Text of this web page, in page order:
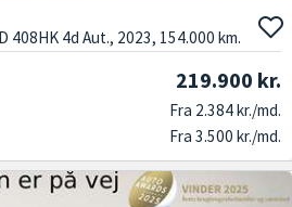
408HK 4d Aut., 2023, 154.000 km.
219.900 kr.
Fra 2.384 kr./md.
Fra 3.500 kr./md.